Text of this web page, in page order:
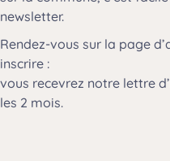
newsletter.
Rendez-vous sur la page
inscrire :
vous recevrez notre lettre
les 2 mois.